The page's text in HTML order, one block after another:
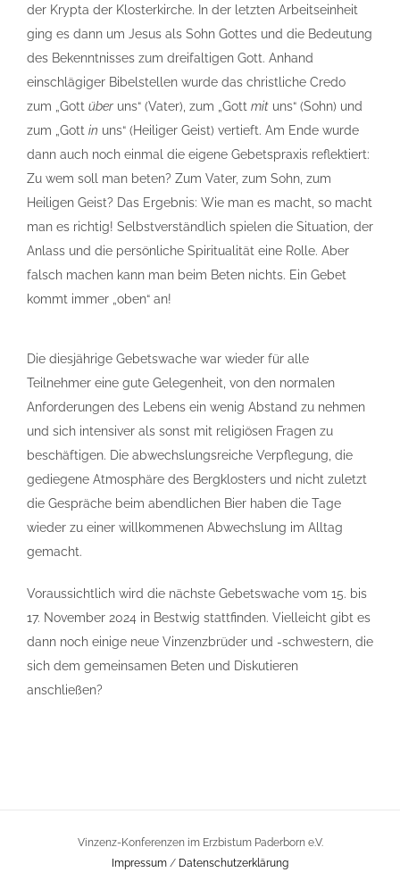
der Krypta der Klosterkirche. In der letzten Arbeitseinheit
ging es dann um Jesus als Sohn Gottes und die Bedeutung
des Bekenntnisses zum dreifaltigen Gott. Anhand
einschlägiger Bibelstellen wurde das christliche Credo
zum „Gott über uns“ (Vater), zum „Gott mit uns“ (Sohn) und
zum „Gott in uns“ (Heiliger Geist) vertieft. Am Ende wurde
dann auch noch einmal die eigene Gebetspraxis reflektiert:
Zu wem soll man beten? Zum Vater, zum Sohn, zum
Heiligen Geist? Das Ergebnis: Wie man es macht, so macht
man es richtig! Selbstverständlich spielen die Situation, der
Anlass und die persönliche Spiritualität eine Rolle. Aber
falsch machen kann man beim Beten nichts. Ein Gebet
kommt immer „oben“ an!
Die diesjährige Gebetswache war wieder für alle
Teilnehmer eine gute Gelegenheit, von den normalen
Anforderungen des Lebens ein wenig Abstand zu nehmen
und sich intensiver als sonst mit religiösen Fragen zu
beschäftigen. Die abwechslungsreiche Verpflegung, die
gediegene Atmosphäre des Bergklosters und nicht zuletzt
die Gespräche beim abendlichen Bier haben die Tage
wieder zu einer willkommenen Abwechslung im Alltag
gemacht.
Voraussichtlich wird die nächste Gebetswache vom 15. bis
17. November 2024 in Bestwig stattfinden. Vielleicht gibt es
dann noch einige neue Vinzenzbrüder und -schwestern, die
sich dem gemeinsamen Beten und Diskutieren
anschließen?
Vinzenz-Konferenzen im Erzbistum Paderborn e.V.
Impressum / Datenschutzerklärung